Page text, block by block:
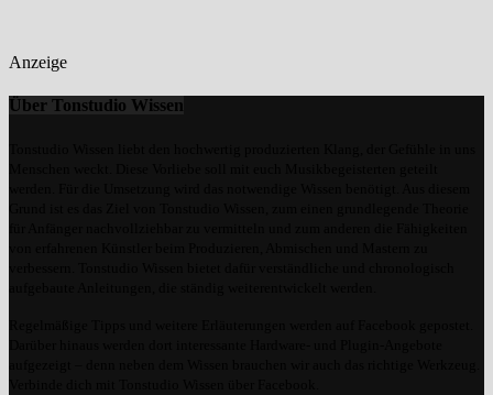
Anzeige
Über Tonstudio Wissen